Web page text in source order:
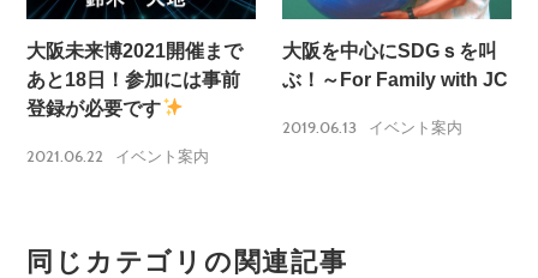
大阪未来博2021開催まで
あと18日！参加には事前
登録が必要です
2021.06.22 イベント案内
大阪を中心にSDGｓを叫
ぶ！～For Family with JC
2019.06.13 イベント案内
同じカテゴリの関連記事